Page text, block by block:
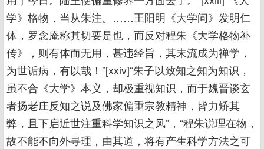
学》格物，当从朱注。……王阳明《大学问》发明仁
体，罗念庵称其切要是也，而反对程朱《大学格物补
传》，则有体而无用，甚违经旨，其末流成为禅学，
为世诟病，有以哉！”[xxiv]“朱子以致知之知为知识，
虽不合《大学》本义，却极重视知识，而于魏晋谈玄
者扬老庄反知之说及佛家偏重宗教精神，皆力矫其
弊，且下启近世注重科学知识之风”，“程朱说理在物，
故不能不向外寻理，由其道，将有产生科学方法之可